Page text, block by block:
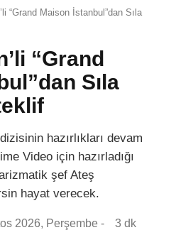
“Grand Maison İstanbul”dan Sıla
“Grand
Sıla
hazırlıkları devam
Video için hazırladığı
şef Ateş
hayat verecek.
2026, Perşembe -
3 dk